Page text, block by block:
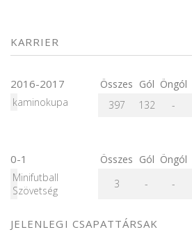
KARRIER
2016-2017 Összes Gól Öngól
kaminokupa
397 132 -
0-1 Összes Gól Öngól
Minifutball
Szövetség
3 - -
JELENLEGI CSAPATTÁRSAK